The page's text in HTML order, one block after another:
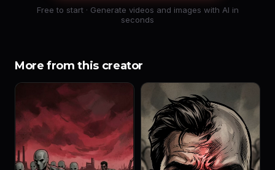
Free to start · Generate videos and images with AI in
seconds
More from this creator